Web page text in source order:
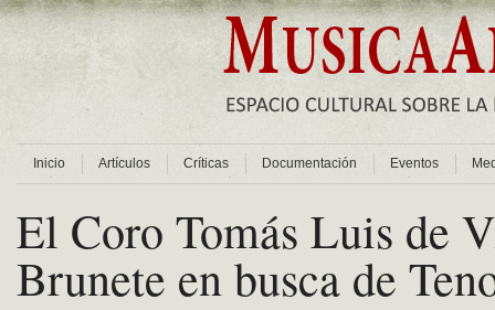
Inicio Artículos Críticas Documentación Eventos
El Coro Tomás Luis de
Brunete en busca de